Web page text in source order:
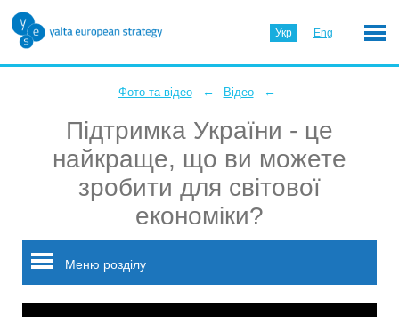
Укр Eng
Фото та відео ← Відео ←
Підтримка України - це
найкраще, що ви можете
зробити для світової
економіки?
Меню розділу